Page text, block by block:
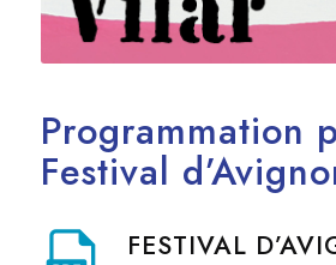
Programmation
Festival
FESTIVAL